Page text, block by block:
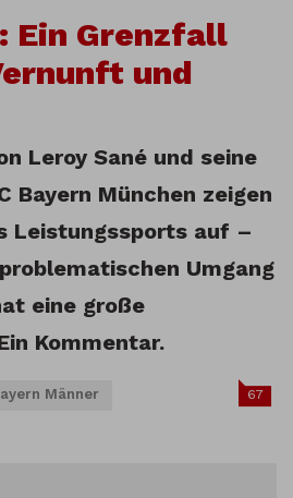
Ein Grenzfall
und
Leroy Sané und seine
Bayern München zeigen
Leistungssports auf –
Umgang
eine große
Kommentar.
Männer 67